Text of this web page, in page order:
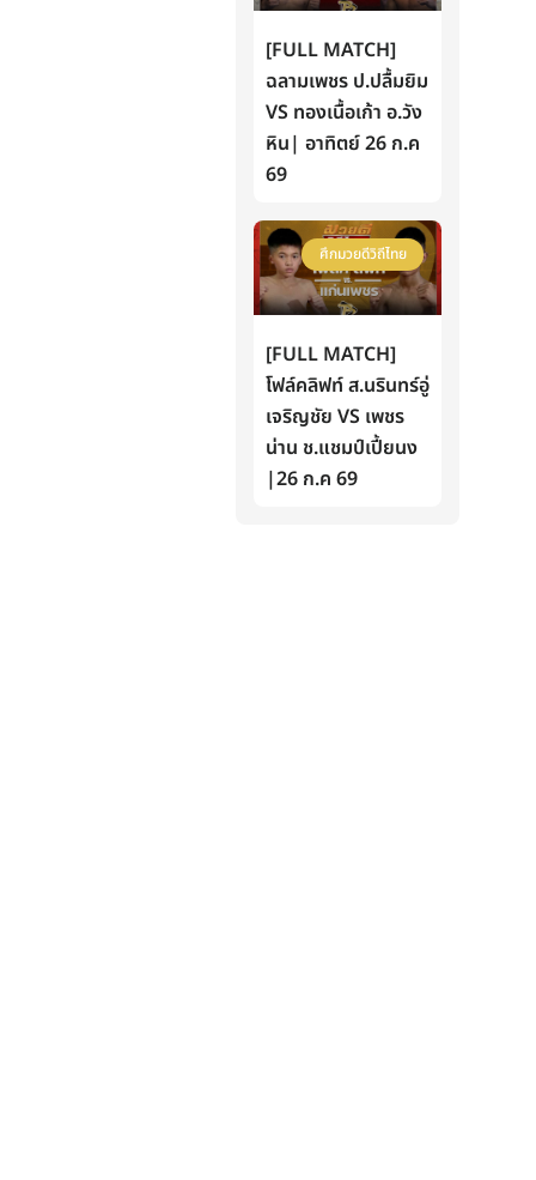
[FULL MATCH]
ฉลามเพชร ป.ปลื้มยิม
VS ทองเนื้อเก้า อ.วัง
หิน| อาทิตย์ 26 ก.ค
69
ศึกมวยดีวิถีไทย
[FULL MATCH]
โฟล์คลิฟท์ ส.นรินทร์อู่
เจริญชัย VS เพชร
น่าน ช.แชมป์เปี้ยนง
|26 ก.ค 69